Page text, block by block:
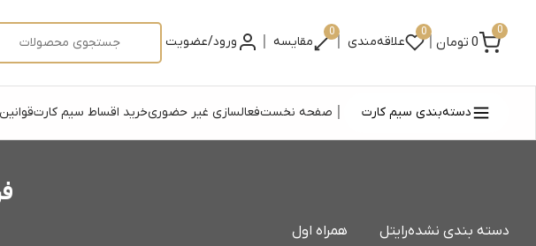
0
0 تومان |
0
علاقه‌مندی |
0
مقایسه ورود/عضویت
دسته‌بندی سیم کارت صفحه نخستفعالسازی غیر حضوریخرید اقساط سیم کارت
دسته بندی نشدهرایتل همراه اول